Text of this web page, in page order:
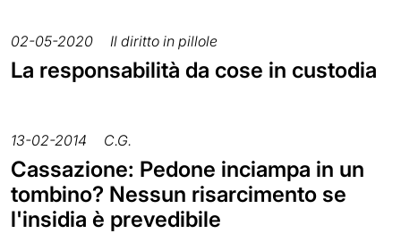
02-05-2020 Il diritto in pillole
La responsabilità da cose in custodia
13-02-2014 C.G.
Cassazione: Pedone inciampa in un
tombino? Nessun risarcimento se
l'insidia è prevedibile